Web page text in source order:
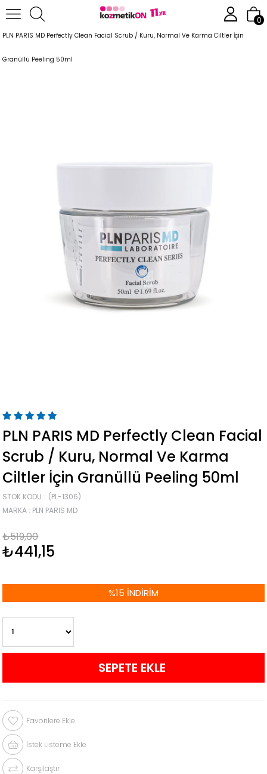
0
Anasayfa Cilt Bakım Ürünleri
PLN PARIS MD Perfectly Clean Facial Scrub / Kuru, Normal Ve Karma Ciltler İçin
Granüllü Peeling 50ml
PLN PARIS MD Perfectly Clean Facial
Scrub / Kuru, Normal Ve Karma
Ciltler İçin Granüllü Peeling 50ml
STOK KODU
(PL-1306)
MARKA : PLN PARIS MD
₺519,00
₺441,15
%15 İNDIRIM
Favorilere Ekle
İstek Listeme Ekle
Karşılaştır